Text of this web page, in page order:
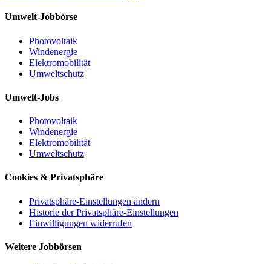
Umwelt-Jobbörse
Photovoltaik
Windenergie
Elektromobilität
Umweltschutz
Umwelt-Jobs
Photovoltaik
Windenergie
Elektromobilität
Umweltschutz
Cookies & Privatsphäre
Privatsphäre-Einstellungen ändern
Historie der Privatsphäre-Einstellungen
Einwilligungen widerrufen
Weitere Jobbörsen